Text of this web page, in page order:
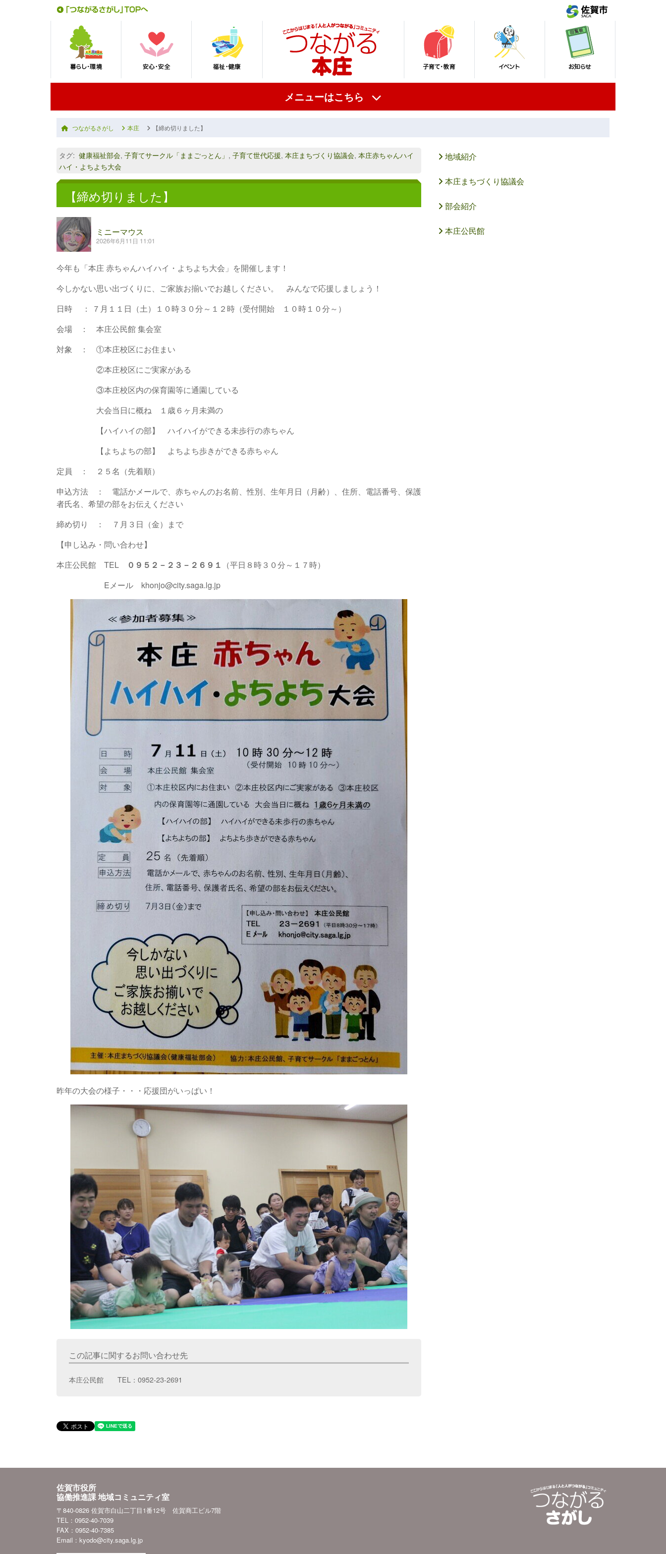
メニューはこちら
つながるさがし 本庄 【締め切りました】
タグ: 健康福祉部会, 子育てサークル「ままごっとん」 , 子育て世代応援, 本庄まちづくり協議会, 本庄赤ちゃんハイ
ハイ・よちよち大会
【締め切りました】
ミニーマウス
2026年6月11日 11:01
今年も「本庄 赤ちゃんハイハイ・よちよち大会」を開催します！
今しかない思い出づくりに、ご家族お揃いでお越しください。 みんなで応援しましょう！
日時 ： ７月１１日（土）１０時３０分～１２時（受付開始 １０時１０分～）
会場 ： 本庄公民館 集会室
対象 ： ①本庄校区にお住まい
②本庄校区にご実家がある
③本庄校区内の保育園等に通園している
大会当日に概ね １歳６ヶ月未満の
【ハイハイの部】 ハイハイができる未歩行の赤ちゃん
【よちよちの部】 よちよち歩きができる赤ちゃん
定員 ： ２５名（先着順）
申込方法 ： 電話かメールで、赤ちゃんのお名前、性別、生年月日（月齢）、住所、電話番号、保護
者氏名、希望の部をお伝えください
締め切り ： ７月３日（金）まで
【申し込み・問い合わせ】
本庄公民館 TEL
０９５２－２３－２６９１ （平日８時３０分～１７時）
Eメール khonjo@city.saga.lg.jp
昨年の大会の様子・・・応援団がいっぱい！
この記事に関するお問い合わせ先
本庄公民館 TEL：0952-23-2691
地域紹介
本庄まちづくり協議会
部会紹介
本庄公民館
佐賀市役所
協働推進課 地域コミュニティ室
〒840-0826 佐賀市白山二丁目1番12号 佐賀商工ビル7階
TEL：0952-40-7039
FAX：0952-40-7385
Email：kyodo@city.saga.lg.jp